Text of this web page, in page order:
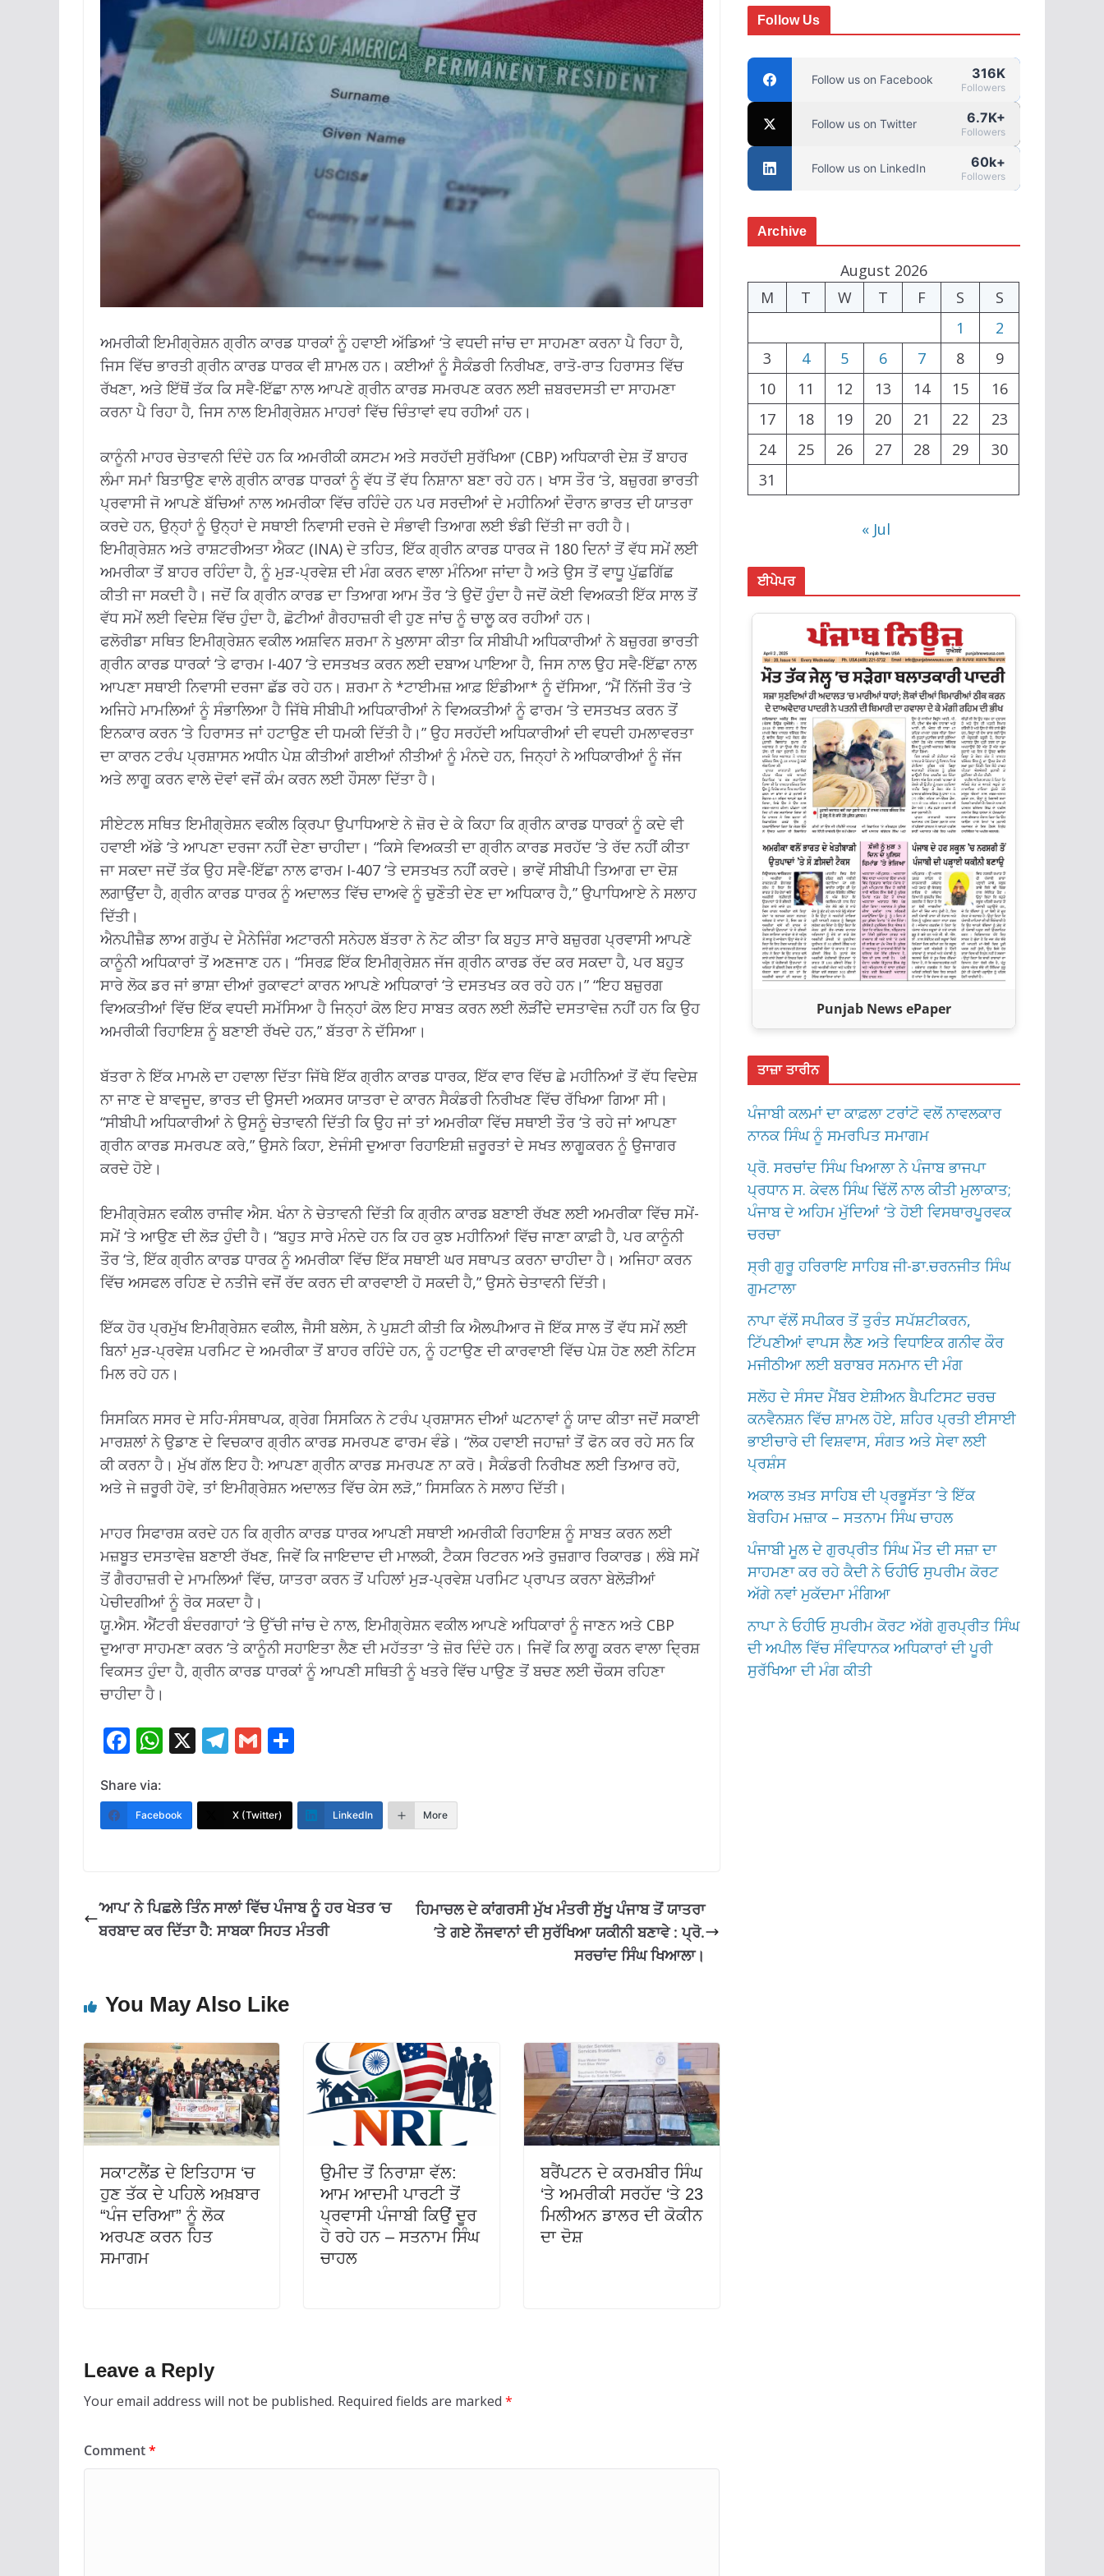
ਅਮਰੀਕੀ ਇਮੀਗ੍ਰੇਸ਼ਨ ਗ੍ਰੀਨ ਕਾਰਡ ਧਾਰਕਾਂ ਨੂੰ ਹਵਾਈ ਅੱਡਿਆਂ ‘ਤੇ ਵਧਦੀ ਜਾਂਚ ਦਾ ਸਾਹਮਣਾ ਕਰਨਾ ਪੈ ਰਿਹਾ ਹੈ,
ਜਿਸ ਵਿੱਚ ਭਾਰਤੀ ਗ੍ਰੀਨ ਕਾਰਡ ਧਾਰਕ ਵੀ ਸ਼ਾਮਲ ਹਨ। ਕਈਆਂ ਨੂੰ ਸੈਕੰਡਰੀ ਨਿਰੀਖਣ, ਰਾਤੋ-ਰਾਤ ਹਿਰਾਸਤ ਵਿੱਚ
ਰੱਖਣਾ, ਅਤੇ ਇੱਥੋਂ ਤੱਕ ਕਿ ਸਵੈ-ਇੱਛਾ ਨਾਲ ਆਪਣੇ ਗ੍ਰੀਨ ਕਾਰਡ ਸਮਰਪਣ ਕਰਨ ਲਈ ਜ਼ਬਰਦਸਤੀ ਦਾ ਸਾਹਮਣਾ
ਕਰਨਾ ਪੈ ਰਿਹਾ ਹੈ, ਜਿਸ ਨਾਲ ਇਮੀਗ੍ਰੇਸ਼ਨ ਮਾਹਰਾਂ ਵਿੱਚ ਚਿੰਤਾਵਾਂ ਵਧ ਰਹੀਆਂ ਹਨ।
ਕਾਨੂੰਨੀ ਮਾਹਰ ਚੇਤਾਵਨੀ ਦਿੰਦੇ ਹਨ ਕਿ ਅਮਰੀਕੀ ਕਸਟਮ ਅਤੇ ਸਰਹੱਦੀ ਸੁਰੱਖਿਆ (CBP) ਅਧਿਕਾਰੀ ਦੇਸ਼ ਤੋਂ ਬਾਹਰ
ਲੰਮਾ ਸਮਾਂ ਬਿਤਾਉਣ ਵਾਲੇ ਗ੍ਰੀਨ ਕਾਰਡ ਧਾਰਕਾਂ ਨੂੰ ਵੱਧ ਤੋਂ ਵੱਧ ਨਿਸ਼ਾਨਾ ਬਣਾ ਰਹੇ ਹਨ। ਖਾਸ ਤੌਰ ‘ਤੇ, ਬਜ਼ੁਰਗ ਭਾਰਤੀ
ਪ੍ਰਵਾਸੀ ਜੋ ਆਪਣੇ ਬੱਚਿਆਂ ਨਾਲ ਅਮਰੀਕਾ ਵਿੱਚ ਰਹਿੰਦੇ ਹਨ ਪਰ ਸਰਦੀਆਂ ਦੇ ਮਹੀਨਿਆਂ ਦੌਰਾਨ ਭਾਰਤ ਦੀ ਯਾਤਰਾ
ਕਰਦੇ ਹਨ, ਉਨ੍ਹਾਂ ਨੂੰ ਉਨ੍ਹਾਂ ਦੇ ਸਥਾਈ ਨਿਵਾਸੀ ਦਰਜੇ ਦੇ ਸੰਭਾਵੀ ਤਿਆਗ ਲਈ ਝੰਡੀ ਦਿੱਤੀ ਜਾ ਰਹੀ ਹੈ।
ਇਮੀਗ੍ਰੇਸ਼ਨ ਅਤੇ ਰਾਸ਼ਟਰੀਅਤਾ ਐਕਟ (INA) ਦੇ ਤਹਿਤ, ਇੱਕ ਗ੍ਰੀਨ ਕਾਰਡ ਧਾਰਕ ਜੋ 180 ਦਿਨਾਂ ਤੋਂ ਵੱਧ ਸਮੇਂ ਲਈ
ਅਮਰੀਕਾ ਤੋਂ ਬਾਹਰ ਰਹਿੰਦਾ ਹੈ, ਨੂੰ ਮੁੜ-ਪ੍ਰਵੇਸ਼ ਦੀ ਮੰਗ ਕਰਨ ਵਾਲਾ ਮੰਨਿਆ ਜਾਂਦਾ ਹੈ ਅਤੇ ਉਸ ਤੋਂ ਵਾਧੂ ਪੁੱਛਗਿੱਛ
ਕੀਤੀ ਜਾ ਸਕਦੀ ਹੈ। ਜਦੋਂ ਕਿ ਗ੍ਰੀਨ ਕਾਰਡ ਦਾ ਤਿਆਗ ਆਮ ਤੌਰ ‘ਤੇ ਉਦੋਂ ਹੁੰਦਾ ਹੈ ਜਦੋਂ ਕੋਈ ਵਿਅਕਤੀ ਇੱਕ ਸਾਲ ਤੋਂ
ਵੱਧ ਸਮੇਂ ਲਈ ਵਿਦੇਸ਼ ਵਿੱਚ ਹੁੰਦਾ ਹੈ, ਛੋਟੀਆਂ ਗੈਰਹਾਜ਼ਰੀ ਵੀ ਹੁਣ ਜਾਂਚ ਨੂੰ ਚਾਲੂ ਕਰ ਰਹੀਆਂ ਹਨ।
ਫਲੋਰੀਡਾ ਸਥਿਤ ਇਮੀਗ੍ਰੇਸ਼ਨ ਵਕੀਲ ਅਸ਼ਵਿਨ ਸ਼ਰਮਾ ਨੇ ਖੁਲਾਸਾ ਕੀਤਾ ਕਿ ਸੀਬੀਪੀ ਅਧਿਕਾਰੀਆਂ ਨੇ ਬਜ਼ੁਰਗ ਭਾਰਤੀ
ਗ੍ਰੀਨ ਕਾਰਡ ਧਾਰਕਾਂ ‘ਤੇ ਫਾਰਮ I-407 ‘ਤੇ ਦਸਤਖਤ ਕਰਨ ਲਈ ਦਬਾਅ ਪਾਇਆ ਹੈ, ਜਿਸ ਨਾਲ ਉਹ ਸਵੈ-ਇੱਛਾ ਨਾਲ
ਆਪਣਾ ਸਥਾਈ ਨਿਵਾਸੀ ਦਰਜਾ ਛੱਡ ਰਹੇ ਹਨ। ਸ਼ਰਮਾ ਨੇ *ਟਾਈਮਜ਼ ਆਫ਼ ਇੰਡੀਆ* ਨੂੰ ਦੱਸਿਆ, “ਮੈਂ ਨਿੱਜੀ ਤੌਰ ‘ਤੇ
ਅਜਿਹੇ ਮਾਮਲਿਆਂ ਨੂੰ ਸੰਭਾਲਿਆ ਹੈ ਜਿੱਥੇ ਸੀਬੀਪੀ ਅਧਿਕਾਰੀਆਂ ਨੇ ਵਿਅਕਤੀਆਂ ਨੂੰ ਫਾਰਮ ‘ਤੇ ਦਸਤਖਤ ਕਰਨ ਤੋਂ
ਇਨਕਾਰ ਕਰਨ ‘ਤੇ ਹਿਰਾਸਤ ਜਾਂ ਹਟਾਉਣ ਦੀ ਧਮਕੀ ਦਿੱਤੀ ਹੈ।” ਉਹ ਸਰਹੱਦੀ ਅਧਿਕਾਰੀਆਂ ਦੀ ਵਧਦੀ ਹਮਲਾਵਰਤਾ
ਦਾ ਕਾਰਨ ਟਰੰਪ ਪ੍ਰਸ਼ਾਸਨ ਅਧੀਨ ਪੇਸ਼ ਕੀਤੀਆਂ ਗਈਆਂ ਨੀਤੀਆਂ ਨੂੰ ਮੰਨਦੇ ਹਨ, ਜਿਨ੍ਹਾਂ ਨੇ ਅਧਿਕਾਰੀਆਂ ਨੂੰ ਜੱਜ
ਅਤੇ ਲਾਗੂ ਕਰਨ ਵਾਲੇ ਦੋਵਾਂ ਵਜੋਂ ਕੰਮ ਕਰਨ ਲਈ ਹੌਸਲਾ ਦਿੱਤਾ ਹੈ।
ਸੀਏਟਲ ਸਥਿਤ ਇਮੀਗ੍ਰੇਸ਼ਨ ਵਕੀਲ ਕ੍ਰਿਪਾ ਉਪਾਧਿਆਏ ਨੇ ਜ਼ੋਰ ਦੇ ਕੇ ਕਿਹਾ ਕਿ ਗ੍ਰੀਨ ਕਾਰਡ ਧਾਰਕਾਂ ਨੂੰ ਕਦੇ ਵੀ
ਹਵਾਈ ਅੱਡੇ ‘ਤੇ ਆਪਣਾ ਦਰਜਾ ਨਹੀਂ ਦੇਣਾ ਚਾਹੀਦਾ। “ਕਿਸੇ ਵਿਅਕਤੀ ਦਾ ਗ੍ਰੀਨ ਕਾਰਡ ਸਰਹੱਦ ‘ਤੇ ਰੱਦ ਨਹੀਂ ਕੀਤਾ
ਜਾ ਸਕਦਾ ਜਦੋਂ ਤੱਕ ਉਹ ਸਵੈ-ਇੱਛਾ ਨਾਲ ਫਾਰਮ I-407 ‘ਤੇ ਦਸਤਖਤ ਨਹੀਂ ਕਰਦੇ। ਭਾਵੇਂ ਸੀਬੀਪੀ ਤਿਆਗ ਦਾ ਦੋਸ਼
ਲਗਾਉਂਦਾ ਹੈ, ਗ੍ਰੀਨ ਕਾਰਡ ਧਾਰਕ ਨੂੰ ਅਦਾਲਤ ਵਿੱਚ ਦਾਅਵੇ ਨੂੰ ਚੁਣੌਤੀ ਦੇਣ ਦਾ ਅਧਿਕਾਰ ਹੈ,” ਉਪਾਧਿਆਏ ਨੇ ਸਲਾਹ
ਦਿੱਤੀ।
ਐਨਪੀਜ਼ੈਡ ਲਾਅ ਗਰੁੱਪ ਦੇ ਮੈਨੇਜਿੰਗ ਅਟਾਰਨੀ ਸਨੇਹਲ ਬੱਤਰਾ ਨੇ ਨੋਟ ਕੀਤਾ ਕਿ ਬਹੁਤ ਸਾਰੇ ਬਜ਼ੁਰਗ ਪ੍ਰਵਾਸੀ ਆਪਣੇ
ਕਾਨੂੰਨੀ ਅਧਿਕਾਰਾਂ ਤੋਂ ਅਣਜਾਣ ਹਨ। “ਸਿਰਫ਼ ਇੱਕ ਇਮੀਗ੍ਰੇਸ਼ਨ ਜੱਜ ਗ੍ਰੀਨ ਕਾਰਡ ਰੱਦ ਕਰ ਸਕਦਾ ਹੈ, ਪਰ ਬਹੁਤ
ਸਾਰੇ ਲੋਕ ਡਰ ਜਾਂ ਭਾਸ਼ਾ ਦੀਆਂ ਰੁਕਾਵਟਾਂ ਕਾਰਨ ਆਪਣੇ ਅਧਿਕਾਰਾਂ ‘ਤੇ ਦਸਤਖਤ ਕਰ ਰਹੇ ਹਨ।” “ਇਹ ਬਜ਼ੁਰਗ
ਵਿਅਕਤੀਆਂ ਵਿੱਚ ਇੱਕ ਵਧਦੀ ਸਮੱਸਿਆ ਹੈ ਜਿਨ੍ਹਾਂ ਕੋਲ ਇਹ ਸਾਬਤ ਕਰਨ ਲਈ ਲੋੜੀਂਦੇ ਦਸਤਾਵੇਜ਼ ਨਹੀਂ ਹਨ ਕਿ ਉਹ
ਅਮਰੀਕੀ ਰਿਹਾਇਸ਼ ਨੂੰ ਬਣਾਈ ਰੱਖਦੇ ਹਨ,” ਬੱਤਰਾ ਨੇ ਦੱਸਿਆ।
ਬੱਤਰਾ ਨੇ ਇੱਕ ਮਾਮਲੇ ਦਾ ਹਵਾਲਾ ਦਿੱਤਾ ਜਿੱਥੇ ਇੱਕ ਗ੍ਰੀਨ ਕਾਰਡ ਧਾਰਕ, ਇੱਕ ਵਾਰ ਵਿੱਚ ਛੇ ਮਹੀਨਿਆਂ ਤੋਂ ਵੱਧ ਵਿਦੇਸ਼
ਨਾ ਜਾਣ ਦੇ ਬਾਵਜੂਦ, ਭਾਰਤ ਦੀ ਉਸਦੀ ਅਕਸਰ ਯਾਤਰਾ ਦੇ ਕਾਰਨ ਸੈਕੰਡਰੀ ਨਿਰੀਖਣ ਵਿੱਚ ਰੱਖਿਆ ਗਿਆ ਸੀ।
“ਸੀਬੀਪੀ ਅਧਿਕਾਰੀਆਂ ਨੇ ਉਸਨੂੰ ਚੇਤਾਵਨੀ ਦਿੱਤੀ ਕਿ ਉਹ ਜਾਂ ਤਾਂ ਅਮਰੀਕਾ ਵਿੱਚ ਸਥਾਈ ਤੌਰ ‘ਤੇ ਰਹੇ ਜਾਂ ਆਪਣਾ
ਗ੍ਰੀਨ ਕਾਰਡ ਸਮਰਪਣ ਕਰੇ,” ਉਸਨੇ ਕਿਹਾ, ਏਜੰਸੀ ਦੁਆਰਾ ਰਿਹਾਇਸ਼ੀ ਜ਼ਰੂਰਤਾਂ ਦੇ ਸਖਤ ਲਾਗੂਕਰਨ ਨੂੰ ਉਜਾਗਰ
ਕਰਦੇ ਹੋਏ।
ਇਮੀਗ੍ਰੇਸ਼ਨ ਵਕੀਲ ਰਾਜੀਵ ਐਸ. ਖੰਨਾ ਨੇ ਚੇਤਾਵਨੀ ਦਿੱਤੀ ਕਿ ਗ੍ਰੀਨ ਕਾਰਡ ਬਣਾਈ ਰੱਖਣ ਲਈ ਅਮਰੀਕਾ ਵਿੱਚ ਸਮੇਂ-
ਸਮੇਂ ‘ਤੇ ਆਉਣ ਦੀ ਲੋੜ ਹੁੰਦੀ ਹੈ। “ਬਹੁਤ ਸਾਰੇ ਮੰਨਦੇ ਹਨ ਕਿ ਹਰ ਕੁਝ ਮਹੀਨਿਆਂ ਵਿੱਚ ਜਾਣਾ ਕਾਫ਼ੀ ਹੈ, ਪਰ ਕਾਨੂੰਨੀ
ਤੌਰ ‘ਤੇ, ਇੱਕ ਗ੍ਰੀਨ ਕਾਰਡ ਧਾਰਕ ਨੂੰ ਅਮਰੀਕਾ ਵਿੱਚ ਇੱਕ ਸਥਾਈ ਘਰ ਸਥਾਪਤ ਕਰਨਾ ਚਾਹੀਦਾ ਹੈ। ਅਜਿਹਾ ਕਰਨ
ਵਿੱਚ ਅਸਫਲ ਰਹਿਣ ਦੇ ਨਤੀਜੇ ਵਜੋਂ ਰੱਦ ਕਰਨ ਦੀ ਕਾਰਵਾਈ ਹੋ ਸਕਦੀ ਹੈ,” ਉਸਨੇ ਚੇਤਾਵਨੀ ਦਿੱਤੀ।
ਇੱਕ ਹੋਰ ਪ੍ਰਮੁੱਖ ਇਮੀਗ੍ਰੇਸ਼ਨ ਵਕੀਲ, ਜੈਸੀ ਬਲੇਸ, ਨੇ ਪੁਸ਼ਟੀ ਕੀਤੀ ਕਿ ਐਲਪੀਆਰ ਜੋ ਇੱਕ ਸਾਲ ਤੋਂ ਵੱਧ ਸਮੇਂ ਲਈ
ਬਿਨਾਂ ਮੁੜ-ਪ੍ਰਵੇਸ਼ ਪਰਮਿਟ ਦੇ ਅਮਰੀਕਾ ਤੋਂ ਬਾਹਰ ਰਹਿੰਦੇ ਹਨ, ਨੂੰ ਹਟਾਉਣ ਦੀ ਕਾਰਵਾਈ ਵਿੱਚ ਪੇਸ਼ ਹੋਣ ਲਈ ਨੋਟਿਸ
ਮਿਲ ਰਹੇ ਹਨ।
ਸਿਸਕਿਨ ਸਸਰ ਦੇ ਸਹਿ-ਸੰਸਥਾਪਕ, ਗ੍ਰੇਗ ਸਿਸਕਿਨ ਨੇ ਟਰੰਪ ਪ੍ਰਸ਼ਾਸਨ ਦੀਆਂ ਘਟਨਾਵਾਂ ਨੂੰ ਯਾਦ ਕੀਤਾ ਜਦੋਂ ਸਕਾਈ
ਮਾਰਸ਼ਲਾਂ ਨੇ ਉਡਾਣ ਦੇ ਵਿਚਕਾਰ ਗ੍ਰੀਨ ਕਾਰਡ ਸਮਰਪਣ ਫਾਰਮ ਵੰਡੇ। “ਲੋਕ ਹਵਾਈ ਜਹਾਜ਼ਾਂ ਤੋਂ ਫੋਨ ਕਰ ਰਹੇ ਸਨ ਕਿ
ਕੀ ਕਰਨਾ ਹੈ। ਮੁੱਖ ਗੱਲ ਇਹ ਹੈ: ਆਪਣਾ ਗ੍ਰੀਨ ਕਾਰਡ ਸਮਰਪਣ ਨਾ ਕਰੋ। ਸੈਕੰਡਰੀ ਨਿਰੀਖਣ ਲਈ ਤਿਆਰ ਰਹੋ,
ਅਤੇ ਜੇ ਜ਼ਰੂਰੀ ਹੋਵੇ, ਤਾਂ ਇਮੀਗ੍ਰੇਸ਼ਨ ਅਦਾਲਤ ਵਿੱਚ ਕੇਸ ਲੜੋ,” ਸਿਸਕਿਨ ਨੇ ਸਲਾਹ ਦਿੱਤੀ।
ਮਾਹਰ ਸਿਫਾਰਸ਼ ਕਰਦੇ ਹਨ ਕਿ ਗ੍ਰੀਨ ਕਾਰਡ ਧਾਰਕ ਆਪਣੀ ਸਥਾਈ ਅਮਰੀਕੀ ਰਿਹਾਇਸ਼ ਨੂੰ ਸਾਬਤ ਕਰਨ ਲਈ
ਮਜ਼ਬੂਤ ​​ਦਸਤਾਵੇਜ਼ ਬਣਾਈ ਰੱਖਣ, ਜਿਵੇਂ ਕਿ ਜਾਇਦਾਦ ਦੀ ਮਾਲਕੀ, ਟੈਕਸ ਰਿਟਰਨ ਅਤੇ ਰੁਜ਼ਗਾਰ ਰਿਕਾਰਡ। ਲੰਬੇ ਸਮੇਂ
ਤੋਂ ਗੈਰਹਾਜ਼ਰੀ ਦੇ ਮਾਮਲਿਆਂ ਵਿੱਚ, ਯਾਤਰਾ ਕਰਨ ਤੋਂ ਪਹਿਲਾਂ ਮੁੜ-ਪ੍ਰਵੇਸ਼ ਪਰਮਿਟ ਪ੍ਰਾਪਤ ਕਰਨਾ ਬੇਲੋੜੀਆਂ
ਪੇਚੀਦਗੀਆਂ ਨੂੰ ਰੋਕ ਸਕਦਾ ਹੈ।
ਯੂ.ਐਸ. ਐਂਟਰੀ ਬੰਦਰਗਾਹਾਂ ‘ਤੇ ਉੱਚੀ ਜਾਂਚ ਦੇ ਨਾਲ, ਇਮੀਗ੍ਰੇਸ਼ਨ ਵਕੀਲ ਆਪਣੇ ਅਧਿਕਾਰਾਂ ਨੂੰ ਜਾਣਨ ਅਤੇ CBP
ਦੁਆਰਾ ਸਾਹਮਣਾ ਕਰਨ ‘ਤੇ ਕਾਨੂੰਨੀ ਸਹਾਇਤਾ ਲੈਣ ਦੀ ਮਹੱਤਤਾ ‘ਤੇ ਜ਼ੋਰ ਦਿੰਦੇ ਹਨ। ਜਿਵੇਂ ਕਿ ਲਾਗੂ ਕਰਨ ਵਾਲਾ ਦ੍ਰਿਸ਼
ਵਿਕਸਤ ਹੁੰਦਾ ਹੈ, ਗ੍ਰੀਨ ਕਾਰਡ ਧਾਰਕਾਂ ਨੂੰ ਆਪਣੀ ਸਥਿਤੀ ਨੂੰ ਖਤਰੇ ਵਿੱਚ ਪਾਉਣ ਤੋਂ ਬਚਣ ਲਈ ਚੌਕਸ ਰਹਿਣਾ
ਚਾਹੀਦਾ ਹੈ।
F
e
b
k
W
at
s
p
X T
e
gr
G
ai
l
ar
e
Share via:
Facebook X (Twitter) LinkedIn More
‘ਆਪ’ ਨੇ ਪਿਛਲੇ ਤਿੰਨ ਸਾਲਾਂ ਵਿੱਚ ਪੰਜਾਬ ਨੂੰ ਹਰ ਖੇਤਰ ‘ਚ
ਬਰਬਾਦ ਕਰ ਦਿੱਤਾ ਹੈ: ਸਾਬਕਾ ਸਿਹਤ ਮੰਤਰੀ
ਹਿਮਾਚਲ ਦੇ ਕਾਂਗਰਸੀ ਮੁੱਖ ਮੰਤਰੀ ਸੁੱਖੂ ਪੰਜਾਬ ਤੋਂ ਯਾਤਰਾ
’ਤੇ ਗਏ ਨੌਜਵਾਨਾਂ ਦੀ ਸੁਰੱਖਿਆ ਯਕੀਨੀ ਬਣਾਵੇ : ਪ੍ਰੋ.
ਸਰਚਾਂਦ ਸਿੰਘ ਖਿਆਲਾ।
You May Also Like
ਸਕਾਟਲੈਂਡ ਦੇ ਇਤਿਹਾਸ ‘ਚ
ਹੁਣ ਤੱਕ ਦੇ ਪਹਿਲੇ ਅਖ਼ਬਾਰ
“ਪੰਜ ਦਰਿਆ” ਨੂੰ ਲੋਕ
ਅਰਪਣ ਕਰਨ ਹਿਤ
ਸਮਾਗਮ
ਉਮੀਦ ਤੋਂ ਨਿਰਾਸ਼ਾ ਵੱਲ:
ਆਮ ਆਦਮੀ ਪਾਰਟੀ ਤੋਂ
ਪ੍ਰਵਾਸੀ ਪੰਜਾਬੀ ਕਿਉਂ ਦੂਰ
ਹੋ ਰਹੇ ਹਨ – ਸਤਨਾਮ ਸਿੰਘ
ਚਾਹਲ
ਬਰੈਂਪਟਨ ਦੇ ਕਰਮਬੀਰ ਸਿੰਘ
‘ਤੇ ਅਮਰੀਕੀ ਸਰਹੱਦ ‘ਤੇ 23
ਮਿਲੀਅਨ ਡਾਲਰ ਦੀ ਕੋਕੀਨ
ਦਾ ਦੋਸ਼
Leave a Reply
Your email address will not be published. Required fields are marked *
Comment*
Follow Us
Follow us on Facebook 316K
Followers
Follow us on Twitter 6.7K+
Followers
Follow us on LinkedIn 60k+
Followers
Archive
August 2026
M
T W T F S
S
1
2
3
4 5 6 7 8
9
10
11 12 13 14 15
16
17
18 19 20 21 22
23
24
25 26 27 28 29
30
31
« Jul
ਈਪੇਪਰ
Punjab News ePaper
ਤਾਜ਼ਾ ਤਾਰੀਨ
ਪੰਜਾਬੀ ਕਲਮਾਂ ਦਾ ਕਾਫ਼ਲਾ ਟਰਾਂਟੋ ਵਲੋਂ ਨਾਵਲਕਾਰ
ਨਾਨਕ ਸਿੰਘ ਨੂੰ ਸਮਰਪਿਤ ਸਮਾਗਮ
ਪ੍ਰੋ. ਸਰਚਾਂਦ ਸਿੰਘ ਖਿਆਲਾ ਨੇ ਪੰਜਾਬ ਭਾਜਪਾ
ਪ੍ਰਧਾਨ ਸ. ਕੇਵਲ ਸਿੰਘ ਢਿੱਲੋਂ ਨਾਲ ਕੀਤੀ ਮੁਲਾਕਾਤ;
ਪੰਜਾਬ ਦੇ ਅਹਿਮ ਮੁੱਦਿਆਂ ‘ਤੇ ਹੋਈ ਵਿਸਥਾਰਪੂਰਵਕ
ਚਰਚਾ
ਸ੍ਰੀ ਗੁਰੂ ਹਰਿਰਾਇ ਸਾਹਿਬ ਜੀ-ਡਾ.ਚਰਨਜੀਤ ਸਿੰਘ
ਗੁਮਟਾਲਾ
ਨਾਪਾ ਵੱਲੋਂ ਸਪੀਕਰ ਤੋਂ ਤੁਰੰਤ ਸਪੱਸ਼ਟੀਕਰਨ,
ਟਿੱਪਣੀਆਂ ਵਾਪਸ ਲੈਣ ਅਤੇ ਵਿਧਾਇਕ ਗਨੀਵ ਕੌਰ
ਮਜੀਠੀਆ ਲਈ ਬਰਾਬਰ ਸਨਮਾਨ ਦੀ ਮੰਗ
ਸਲੋਹ ਦੇ ਸੰਸਦ ਮੈਂਬਰ ਏਸ਼ੀਅਨ ਬੈਪਟਿਸਟ ਚਰਚ
ਕਨਵੈਨਸ਼ਨ ਵਿੱਚ ਸ਼ਾਮਲ ਹੋਏ, ਸ਼ਹਿਰ ਪ੍ਰਤੀ ਈਸਾਈ
ਭਾਈਚਾਰੇ ਦੀ ਵਿਸ਼ਵਾਸ, ਸੰਗਤ ਅਤੇ ਸੇਵਾ ਲਈ
ਪ੍ਰਸ਼ੰਸ
ਅਕਾਲ ਤਖ਼ਤ ਸਾਹਿਬ ਦੀ ਪ੍ਰਭੂਸੱਤਾ ‘ਤੇ ਇੱਕ
ਬੇਰਹਿਮ ਮਜ਼ਾਕ – ਸਤਨਾਮ ਸਿੰਘ ਚਾਹਲ
ਪੰਜਾਬੀ ਮੂਲ ਦੇ ਗੁਰਪ੍ਰੀਤ ਸਿੰਘ ਮੌਤ ਦੀ ਸਜ਼ਾ ਦਾ
ਸਾਹਮਣਾ ਕਰ ਰਹੇ ਕੈਦੀ ਨੇ ਓਹੀਓ ਸੁਪਰੀਮ ਕੋਰਟ
ਅੱਗੇ ਨਵਾਂ ਮੁਕੱਦਮਾ ਮੰਗਿਆ
ਨਾਪਾ ਨੇ ਓਹੀਓ ਸੁਪਰੀਮ ਕੋਰਟ ਅੱਗੇ ਗੁਰਪ੍ਰੀਤ ਸਿੰਘ
ਦੀ ਅਪੀਲ ਵਿੱਚ ਸੰਵਿਧਾਨਕ ਅਧਿਕਾਰਾਂ ਦੀ ਪੂਰੀ
ਸੁਰੱਖਿਆ ਦੀ ਮੰਗ ਕੀਤੀ